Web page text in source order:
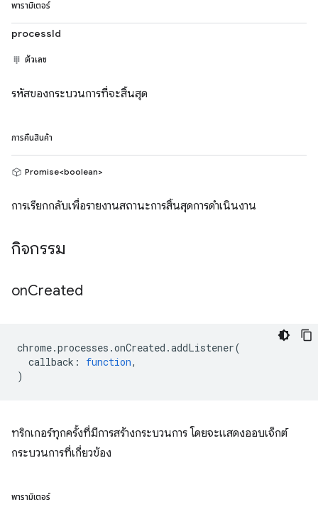
พารามิเตอร์
processId
ตัวเลข
รหัสของกระบวนการที่จะสิ้นสุด
การคืนสินค้า
Promise<boolean>
การเรียกกลับเพื่อรายงานสถานะการสิ้นสุดการดำเนินงาน
กิจกรรม
onCreated
chrome.processes .onCreated .addListener(
callback : function,
)
ทริกเกอร์ทุกครั้งที่มีการสร้างกระบวนการ โดยจะแสดงออบเจ็กต์
กระบวนการที่เกี่ยวข้อง
พารามิเตอร์